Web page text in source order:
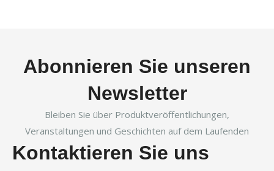
Abonnieren Sie unseren
Newsletter
Bleiben Sie über Produktveröffentlichungen,
Veranstaltungen und Geschichten auf dem Laufenden
Kontaktieren Sie uns